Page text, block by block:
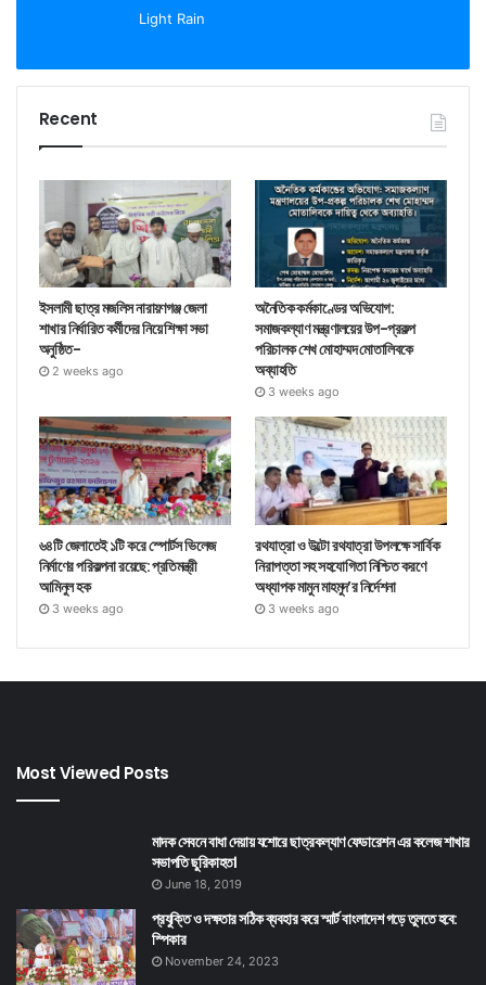
Light Rain
Recent
ইসলামী ছাত্র মজলিস নারায়ণগঞ্জ জেলা
শাখার নির্ধারিত কর্মীদের নিয়ে শিক্ষা সভা
অনুষ্ঠিত-
2 weeks ago
অনৈতিক কর্মকাণ্ডের অভিযোগ:
সমাজকল্যাণ মন্ত্রণালয়ের উপ-প্রকল্প
পরিচালক শেখ মোহাম্মদ মোতালিবকে
অব্যাহতি
3 weeks ago
৬৪টি জেলাতেই ১টি করে স্পোর্টস ভিলেজ
নির্মাণের পরিকল্পনা রয়েছে: প্রতিমন্ত্রী
আমিনুল হক
3 weeks ago
রথযাত্রা ও উল্টো রথযাত্রা উপলক্ষে সার্বিক
নিরাপত্তা সহ সহযোগিতা নিশ্চিত করণে
অধ্যাপক মামুন মাহমুদ’র নির্দেশনা
3 weeks ago
Most Viewed Posts
মাদক সেবনে বাধা দেয়ায় যশোরে ছাত্রকল্যাণ ফেডারেশন এর কলেজ শাখার
সভাপতি ছুরিকাহত।
June 18, 2019
প্রযুক্তি ও দক্ষতার সঠিক ব্যবহার করে স্মার্ট বাংলাদেশ গড়ে তুলতে হবে:
স্পিকার
November 24, 2023